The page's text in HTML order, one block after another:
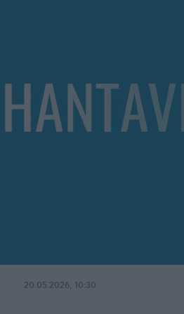
20.05.2026, 10:30